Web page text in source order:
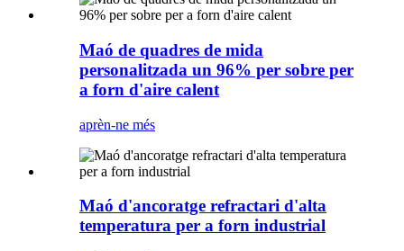
Maó de quadres de mida
personalitzada un 96% per sobre per
a forn d'aire calent
aprèn-ne més
Maó d'ancoratge refractari d'alta
temperatura per a forn industrial